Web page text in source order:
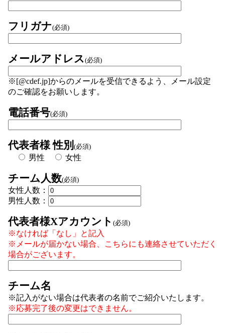
フリガナ(必須)
メールアドレス (必須)
※[@cdef.jp]からのメールを受信できるよう、メール設定
のご確認をお願いします。
電話番号(必須)
代表者様 性別 (必須)
男性 女性
チーム人数(必須)
女性人数：
男性人数：
代表者様Xアカウント (必須)
※なければ「なし」と記入
※メールが届かない場合、こちらにも連絡させていただく
場合がございます。
チーム名
※記入がない場合は代表者の名前でご紹介いたします。
※応募完了後の変更はできません。